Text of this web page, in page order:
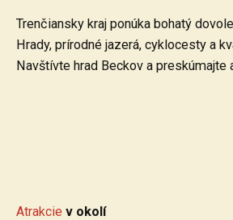
Trenčiansky kraj ponúka bohatý
Hrady, prírodné jazerá, cyklocesty a
Navštívte hrad Beckov a preskúmajte
Atrakcie v okolí